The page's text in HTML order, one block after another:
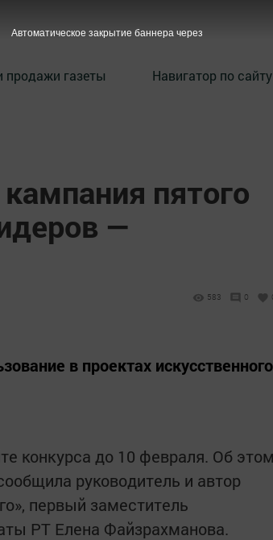
продажи газеты Навигатор по сайту
пятого
—
583 0
в проектах искусственного
конкурса до 10 февраля. Об
руководитель и автор
первый заместитель
РТ Елена Файзрахманова.
Автоматическое закрытие баннера через